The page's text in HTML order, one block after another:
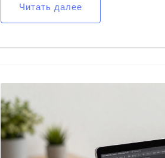
Читать далее